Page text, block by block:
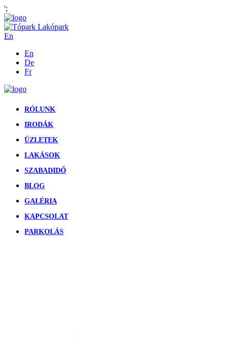
';
En
En
De
Fr
RÓLUNK
IRODÁK
ÜZLETEK
LAKÁSOK
SZABADIDŐ
BLOG
GALÉRIA
KAPCSOLAT
PARKOLÁS